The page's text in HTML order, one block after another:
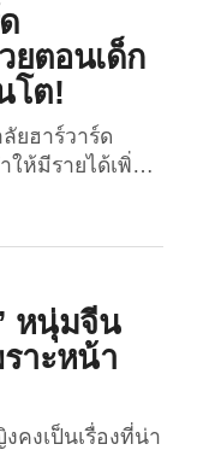
เจิ้งโจว มณฑล
ริงว่า “แฟนสาว
25 ปี ไม่ได้
แท้จริงแล้วเธอ
ยตอนเด็ก
โต!
ยฮาร์วาร์ด
ให้มีรายได้เพิ่ม
าช เชตตี (Raj
าลัยฮาร์วาร์ด
ตั้งแต่เด็กจะ
ละเป็นปัจจัย
ด้จริง...
หนุ่มจีน
าะหน้า
คงเป็นเรื่องที่น่า